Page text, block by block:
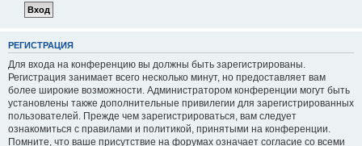
РЕГИСТРАЦИЯ
Для входа на конференцию вы должны быть зарегистрированы.
Регистрация занимает всего несколько минут, но предоставляет вам
более широкие возможности. Администратором конференции могут быть
установлены также дополнительные привилегии для зарегистрированных
пользователей. Прежде чем зарегистрироваться, вам следует
ознакомиться с правилами и политикой, принятыми на конференции.
Помните, что ваше присутствие на форумах означает согласие со всеми